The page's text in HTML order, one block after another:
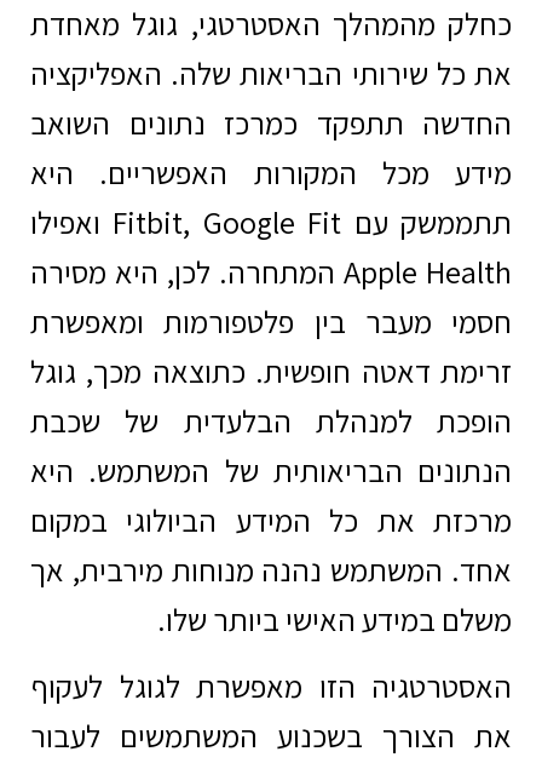
כחלק מהמהלך האסטרטגי, גוגל מאחדת
את כל שירותי הבריאות שלה. האפליקציה
החדשה תתפקד כמרכז נתונים השואב
מידע מכל המקורות האפשריים. היא
תתממשק עם Fitbit, Google Fit ואפילו
Apple Health המתחרה. לכן, היא מסירה
חסמי מעבר בין פלטפורמות ומאפשרת
זרימת דאטה חופשית. כתוצאה מכך, גוגל
הופכת למנהלת הבלעדית של שכבת
הנתונים הבריאותית של המשתמש. היא
מרכזת את כל המידע הביולוגי במקום
אחד. המשתמש נהנה מנוחות מירבית, אך
משלם במידע האישי ביותר שלו.
האסטרטגיה הזו מאפשרת לגוגל לעקוף
את הצורך בשכנוע המשתמשים לעבור